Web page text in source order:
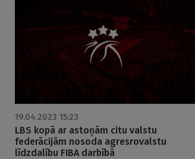
19.04.2023 15:23
LBS kopā ar astoņām citu valstu
federācijām nosoda agresrovalstu
līdzdalību FIBA darbībā